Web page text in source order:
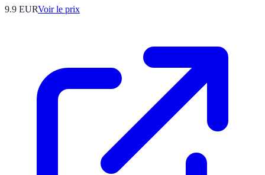
9.9 EURVoir le prix